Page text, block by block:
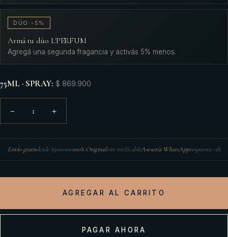
DÚO -5%
Armá tu dúo L'PERFUM
Agregá una segunda fragancia y activás 5% menos.
75ML · SPRAY: $ 869.900
− 1 +
Envío gratisdesde $300.000100% Originallote verificableAsesoría WhatsApprespuesta <1h
AGREGAR AL CARRITO
PAGAR AHORA